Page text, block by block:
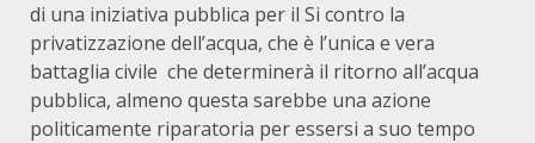
di una iniziativa pubblica per il Si contro la
privatizzazione dell’acqua, che è l’unica e vera
battaglia civile che determinerà il ritorno all’acqua
pubblica, almeno questa sarebbe una azione
politicamente riparatoria per essersi a suo tempo